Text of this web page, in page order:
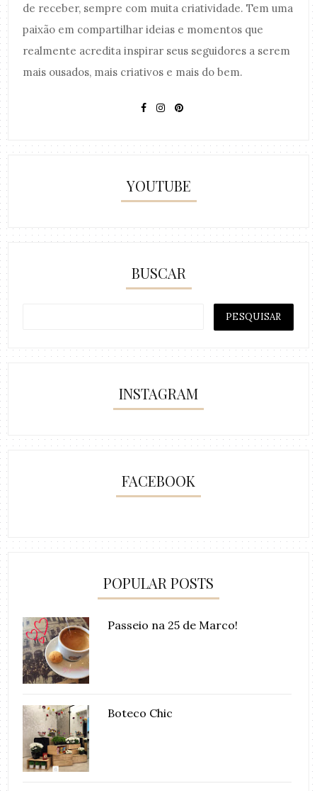
de receber, sempre com muita criatividade. Tem uma
paixão em compartilhar ideias e momentos que
realmente acredita inspirar seus seguidores a serem
mais ousados, mais criativos e mais do bem.
YOUTUBE
BUSCAR
INSTAGRAM
FACEBOOK
POPULAR POSTS
Passeio na 25 de Marco!
Boteco Chic